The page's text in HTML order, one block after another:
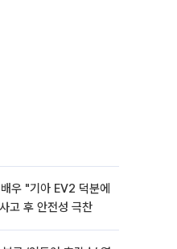
우 "기아 EV2 덕분에
고 후 안전성 극찬